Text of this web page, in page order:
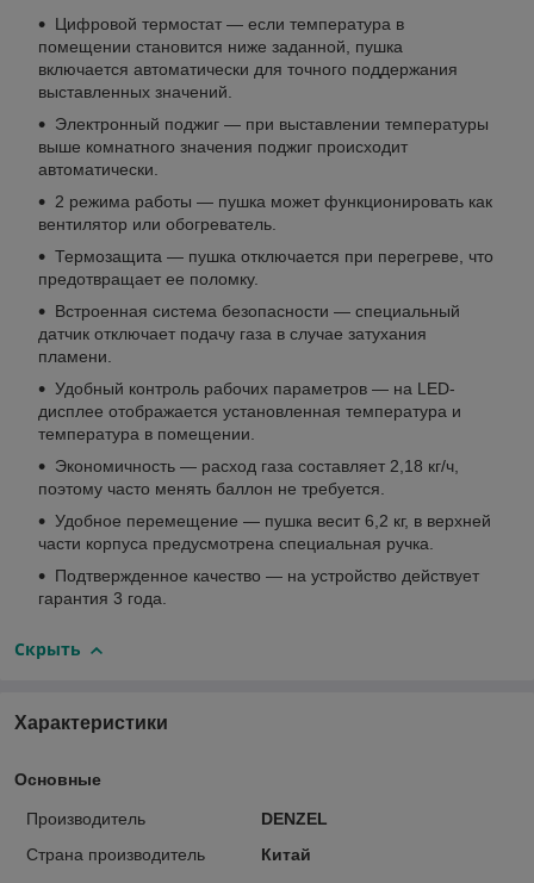
Цифровой термостат — если температура в
помещении становится ниже заданной, пушка
включается автоматически для точного поддержания
выставленных значений.
Электронный поджиг — при выставлении температуры
выше комнатного значения поджиг происходит
автоматически.
2 режима работы — пушка может функционировать как
вентилятор или обогреватель.
Термозащита — пушка отключается при перегреве, что
предотвращает ее поломку.
Встроенная система безопасности — специальный
датчик отключает подачу газа в случае затухания
пламени.
Удобный контроль рабочих параметров — на LED-
дисплее отображается установленная температура и
температура в помещении.
Экономичность — расход газа составляет 2,18 кг/ч,
поэтому часто менять баллон не требуется.
Удобное перемещение — пушка весит 6,2 кг, в верхней
части корпуса предусмотрена специальная ручка.
Подтвержденное качество — на устройство действует
гарантия 3 года.
Скрыть
Характеристики
Основные
Производитель
DENZEL
Страна производитель
Китай